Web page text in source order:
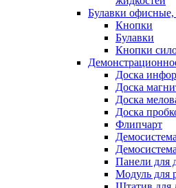
Булавки
Кнопки
Булавки
Кнопки
Доска
Доска
Доска
Доска
Флипчарт
Панели для
Модуль для